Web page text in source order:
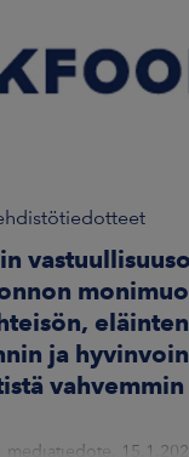
eläinten
ja
mediatiedote,